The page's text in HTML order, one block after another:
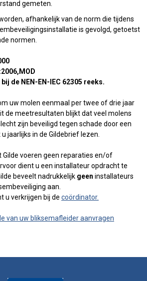
gemeten.
afhankelijk van de norm die tijdens
is gevolgd, getoetst
normen.
de NEN-EN-IEC 62305 reeks.
uw molen eenmaal per twee of drie jaar
de meetresultaten blijkt dat veel molens
zijn beveiligd tegen schade door een
jaarlijks in de Gildebrief lezen.
Gilde voeren geen reparaties en/of
dient u een installateur opdracht te
beveelt nadrukkelijk geen installateurs
aan.
u verkrijgen bij de coördinator.
van uw bliksemafleider aanvragen